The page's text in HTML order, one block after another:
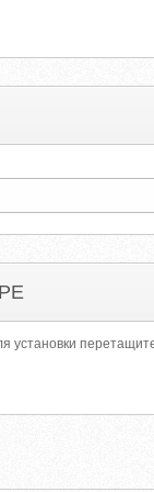
установки